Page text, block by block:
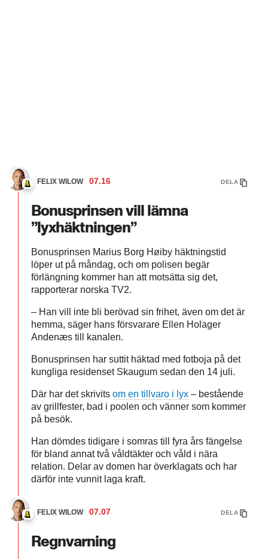
FELIX WILOW 07.16 DELA
Bonusprinsen vill lämna
”lyxhäktningen”
Bonusprinsen Marius Borg Høiby häktningstid
löper ut på måndag, och om polisen begär
förlängning kommer han att motsätta sig det,
rapporterar norska TV2.
– Han vill inte bli berövad sin frihet, även om det är
hemma, säger hans försvarare Ellen Holager
Andenæs till kanalen.
Bonusprinsen har suttit häktad med fotboja på det
kungliga residenset Skaugum sedan den 14 juli.
Där har det skrivits om en tillvaro i lyx – bestående
av grillfester, bad i poolen och vänner som kommer
på besök.
Han dömdes tidigare i somras till fyra års fängelse
för bland annat två våldtäkter och våld i nära
relation. Delar av domen har överklagats och har
därför inte vunnit laga kraft.
FELIX WILOW 07.07 DELA
Regnvarning